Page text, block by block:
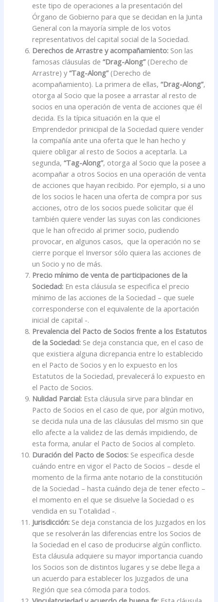
este tipo de operaciones a la presentación del
Órgano de Gobierno para que se decidan en la Junta
General con la mayoría simple de los votos
representativos del capital social de la Sociedad.
Derechos de Arrastre y acompañamiento: Son las
famosas cláusulas de“Drag-Along”(Derecho de
Arrastre) y“Tag-Along”(Derecho de
acompañamiento). La primera de ellas,“Drag-Along”,
otorga al Socio que la posee a arrastar al resto de
socios en una operación de venta de acciones que él
decida. Es la típica situación en la que el
Emprendedor prinicipal de la Sociedad quiere vender
la compañía ante una oferta que le han hecho y
quiere obligar al resto de Socios a aceptarla. La
segunda,“Tag-Along”, otorga al Socio que la posee a
acompañar a otros Socios en una operación de venta
de acciones que hayan recibido. Por ejemplo, si a uno
de los socios le hacen una oferta de compra por sus
acciones, otro de los socios puede solicitar que él
también quiere vender las suyas con las condiciones
que le han ofrecido al primer socio, pudiendo
provocar, en algunos casos, que la operación no se
cierre porque el Inversor sólo quiera las acciones de
un Socio y no de más.
Precio mínimo de venta de participaciones de la
Sociedad: En esta cláusula se especifica el precio
mínimo de las acciones de la Sociedad – que suele
corresponderse con el equivalente de la aportación
inicial de capital -.
Prevalencia del Pacto de Socios frente a los Estatutos
de la Sociedad: Se deja constancia que, en el caso de
que existiera alguna dicrepancia entre lo establecido
en el Pacto de Socios y en lo expuesto en los
Estatutos de la Sociedad, prevalecerá lo expuesto en
el Pacto de Socios.
Nulidad Parcial: Esta cláusula sirve para blindar en
Pacto de Socios en el caso de que, por algún motivo,
se decida nula una de las cláusulas del mismo sin que
ello afecte a la validez de las demás impidiendo, de
esta forma, anular el Pacto de Socios al completo.
Duración del Pacto de Socios: Se especifica desde
cuándo entre en vigor el Pacto de Socios – desde el
momento de la firma ante notario de la constitución
de la Sociedad – hasta cuándo deja de tener efecto –
el momento en el que se disuelve la Sociedad o es
vendida en su Totalidad -.
Jurisdicción: Se deja constancia de los Juzgados en los
que se resolverán las diferencias entre los Socios de
la Sociedad en el caso de producirse algún conflicto.
Esta cláusula adquiere su mayor importancia cuando
los Socios son de distintos lugares y se debe llega a
un acuerdo para establecer los Juzgados de una
Región que sea cómoda para todos.